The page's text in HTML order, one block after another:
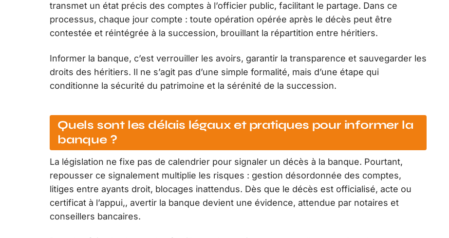
transmet un état précis des comptes à l’officier public, facilitant le partage. Dans ce
processus, chaque jour compte : toute opération opérée après le décès peut être
contestée et réintégrée à la succession, brouillant la répartition entre héritiers.
Informer la banque, c’est verrouiller les avoirs, garantir la transparence et sauvegarder les
droits des héritiers. Il ne s’agit pas d’une simple formalité, mais d’une étape qui
conditionne la sécurité du patrimoine et la sérénité de la succession.
Quels sont les délais légaux et pratiques pour informer la
banque ?
La législation ne fixe pas de calendrier pour signaler un décès à la banque. Pourtant,
repousser ce signalement multiplie les risques : gestion désordonnée des comptes,
litiges entre ayants droit, blocages inattendus. Dès que le décès est officialisé, acte ou
certificat à l’appui,, avertir la banque devient une évidence, attendue par notaires et
conseillers bancaires.